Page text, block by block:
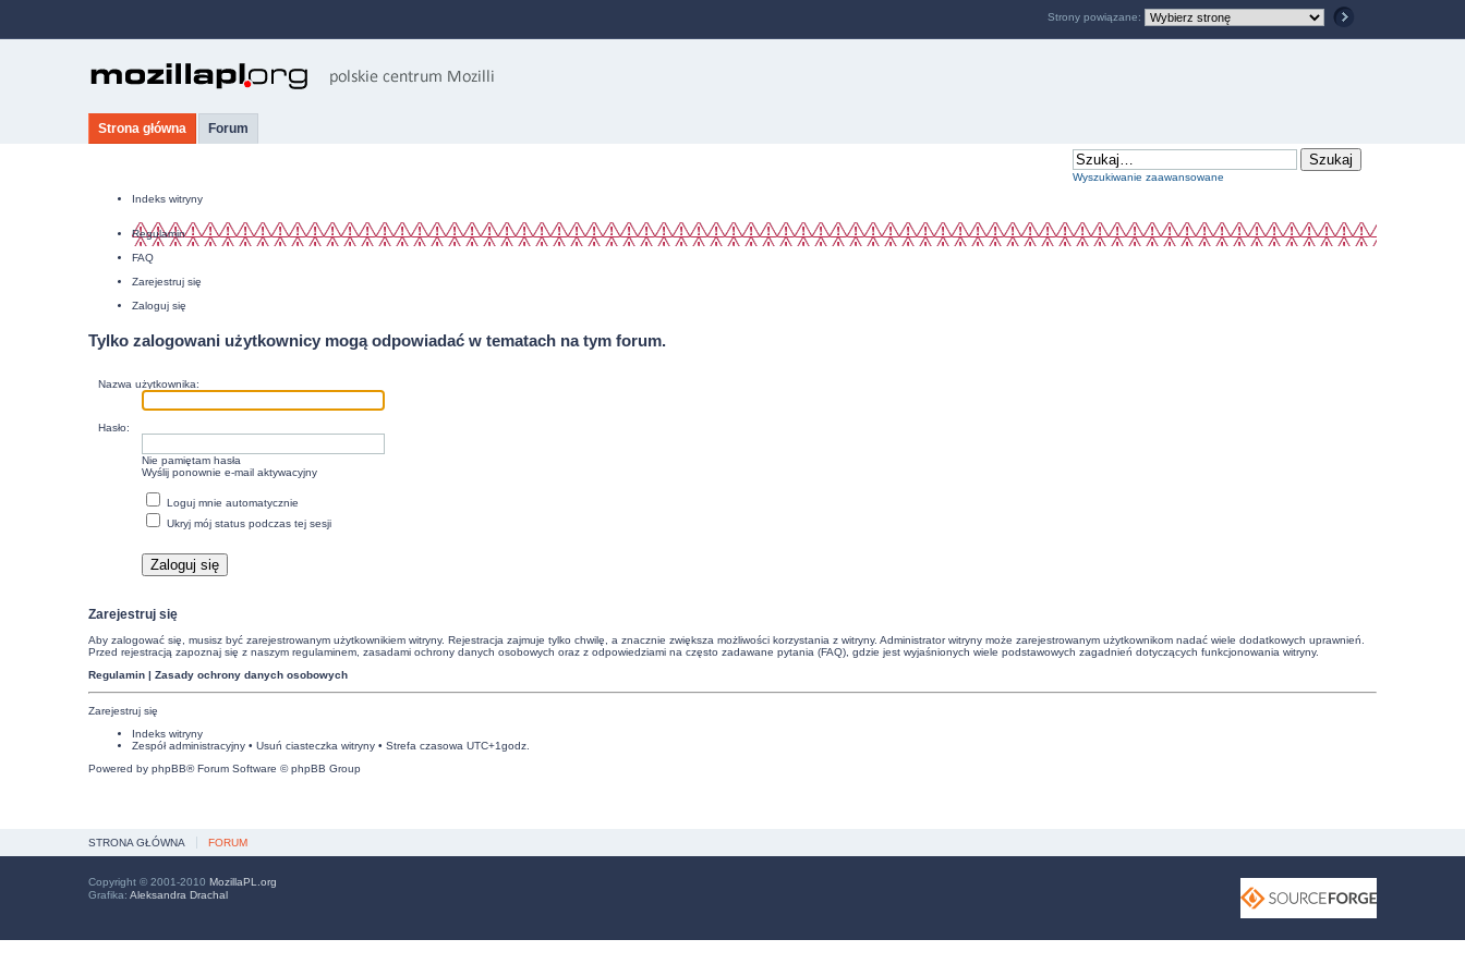
Strona główna Forum
Wyszukiwanie zaawansowane
Indeks witryny
Regulamin
FAQ
Zarejestruj się
Zaloguj się
Tylko zalogowani użytkownicy mogą odpowiadać w tematach na tym forum.
Nazwa użytkownika:
Hasło:
Nie pamiętam hasła
Wyślij ponownie e-mail aktywacyjny
Loguj mnie automatycznie
Ukryj mój status podczas tej sesji
Zarejestruj się
Aby zalogować się, musisz być zarejestrowanym użytkownikiem witryny. Rejestracja zajmuje tylko chwilę, a znacznie zwiększa możliwości korzystania z witryny. Administrator witryny może zarejestrowanym użytkownikom nadać wiele dodatkowych uprawnień.
Przed rejestracją zapoznaj się z naszym regulaminem, zasadami ochrony danych osobowych oraz z odpowiedziami na często zadawane pytania (FAQ), gdzie jest wyjaśnionych wiele podstawowych zagadnień dotyczących funkcjonowania witryny.
Regulamin| Zasady ochrony danych osobowych
Zarejestruj się
Indeks witryny
Zespół administracyjny• Usuń ciasteczka witryny• Strefa czasowa UTC+1godz.
Powered by phpBB® Forum Software © phpBB Group
Strony powiązane:
STRONA GŁÓWNA FORUM
Copyright © 2001-2010 MozillaPL.org
Grafika: Aleksandra Drachal